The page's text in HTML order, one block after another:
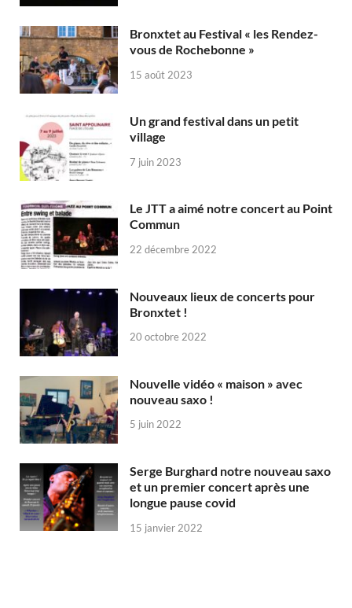
Bronxtet au Festival « les Rendez-
vous de Rochebonne »
15 août 2023
Un grand festival dans un petit
village
7 juin 2023
Le JTT a aimé notre concert au Point
Commun
22 décembre 2022
Nouveaux lieux de concerts pour
Bronxtet !
20 octobre 2022
Nouvelle vidéo « maison » avec
nouveau saxo !
5 juin 2022
Serge Burghard notre nouveau saxo
et un premier concert après une
longue pause covid
15 janvier 2022